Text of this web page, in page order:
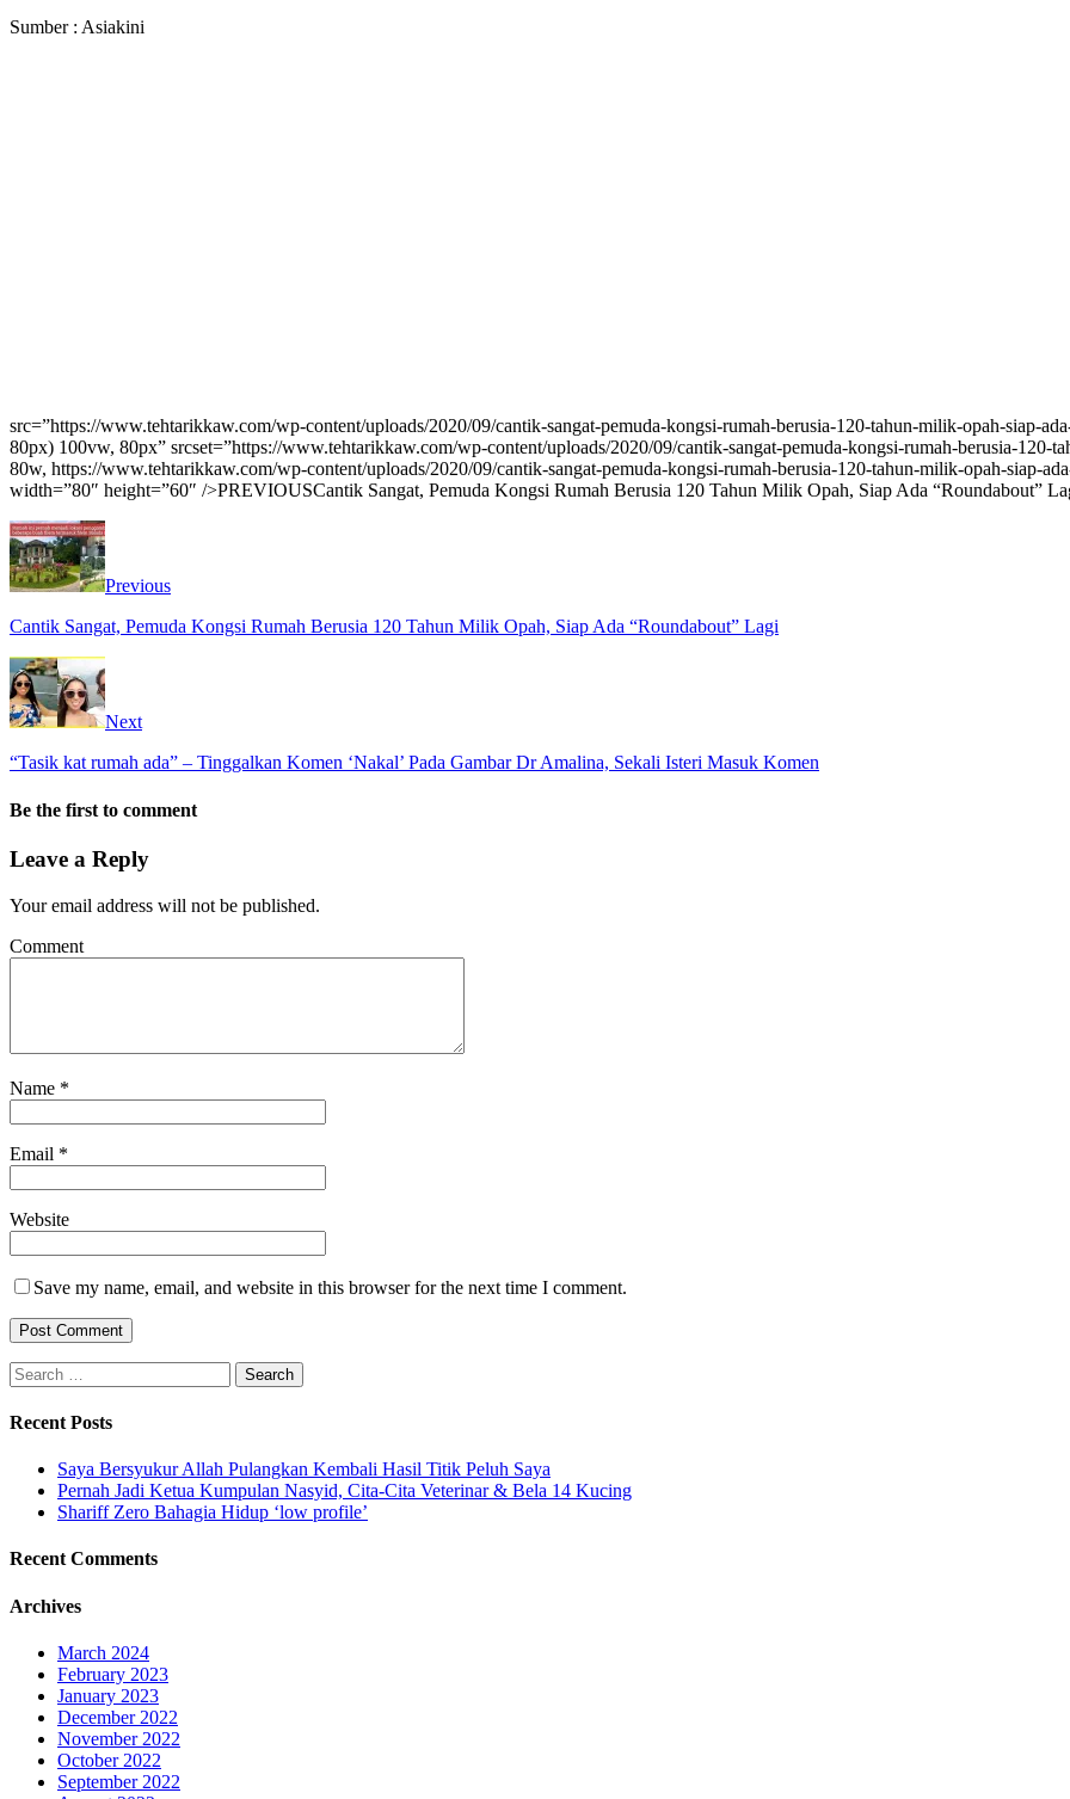
Sumber : Asiakini
src=”https://www.tehtarikkaw.com/wp-content/uploads/2020/09/cantik-sangat-pemuda-kongsi-rumah-berusia-120-tahun-milik-opah-siap-
80px) 100vw, 80px” srcset=”https://www.tehtarikkaw.com/wp-content/uploads/2020/09/cantik-sangat-pemuda-kongsi-rumah-berusia-
80w, https://www.tehtarikkaw.com/wp-content/uploads/2020/09/cantik-sangat-pemuda-kongsi-rumah-berusia-120-tahun-milik-opah-siap-
width=”80″ height=”60″ />PREVIOUSCantik Sangat, Pemuda Kongsi Rumah Berusia 120 Tahun Milik Opah, Siap Ada “Roundabout”
Previous
Cantik Sangat, Pemuda Kongsi Rumah Berusia 120 Tahun Milik Opah, Siap Ada “Roundabout” Lagi
Next
“Tasik kat rumah ada” – Tinggalkan Komen ‘Nakal’ Pada Gambar Dr Amalina, Sekali Isteri Masuk Komen
Be the first to comment
Leave a Reply
Your email address will not be published.
Comment
Name *
Email *
Website
Save my name, email, and website in this browser for the next time I comment.
Search
for:
Recent Posts
Saya Bersyukur Allah Pulangkan Kembali Hasil Titik Peluh Saya
Pernah Jadi Ketua Kumpulan Nasyid, Cita-Cita Veterinar & Bela 14 Kucing
Shariff Zero Bahagia Hidup ‘low profile’
Recent Comments
Archives
March 2024
February 2023
January 2023
December 2022
November 2022
October 2022
September 2022